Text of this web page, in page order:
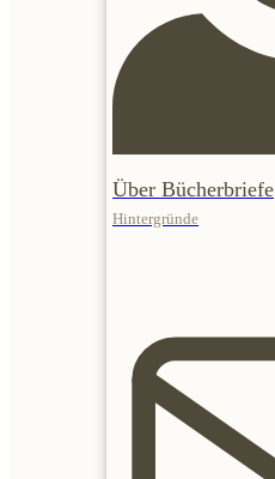
Über Bücherbriefe
Hintergründe